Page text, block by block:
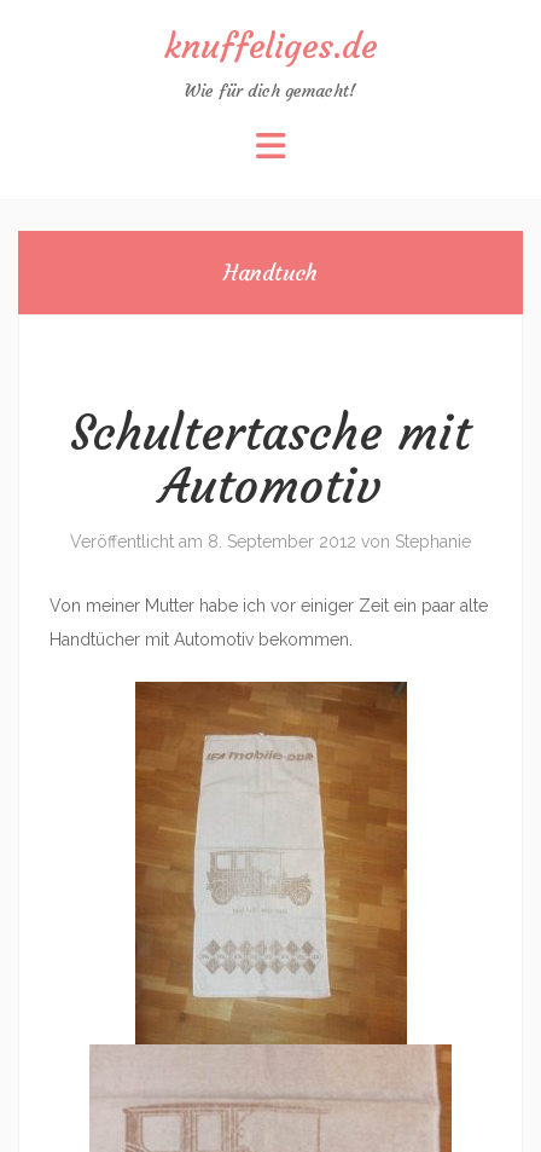
knuffeliges.de
Wie für dich gemacht!
Handtuch
Schultertasche mit
Automotiv
Veröffentlicht am 8. September 2012 von Stephanie
Von meiner Mutter habe ich vor einiger Zeit ein paar alte
Handtücher mit Automotiv bekommen.